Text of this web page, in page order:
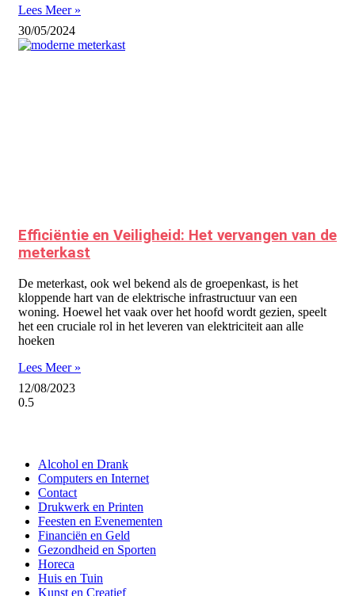
Lees Meer »
30/05/2024
Efficiëntie en Veiligheid: Het vervangen van de
meterkast
De meterkast, ook wel bekend als de groepenkast, is het
kloppende hart van de elektrische infrastructuur van een
woning. Hoewel het vaak over het hoofd wordt gezien, speelt
het een cruciale rol in het leveren van elektriciteit aan alle
hoeken
Lees Meer »
12/08/2023
Alcohol en Drank
Computers en Internet
Contact
Drukwerk en Printen
Feesten en Evenementen
Financiën en Geld
Gezondheid en Sporten
Horeca
Huis en Tuin
Kunst en Creatief